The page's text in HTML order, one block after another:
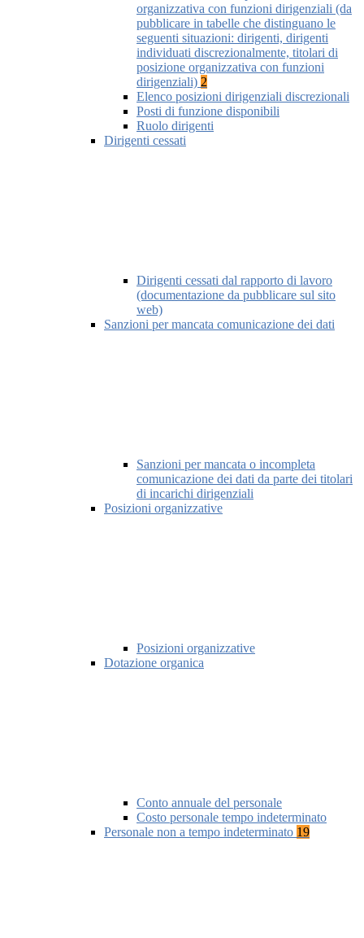
organizzativa con funzioni dirigenziali (da
pubblicare in tabelle che distinguano le
seguenti situazioni: dirigenti, dirigenti
individuati discrezionalmente, titolari di
posizione organizzativa con funzioni
dirigenziali) 2
Elenco posizioni dirigenziali discrezionali
Posti di funzione disponibili
Ruolo dirigenti
Dirigenti cessati
Dirigenti cessati dal rapporto di lavoro
(documentazione da pubblicare sul sito
web)
Sanzioni per mancata comunicazione dei dati
Sanzioni per mancata o incompleta
comunicazione dei dati da parte dei titolari
di incarichi dirigenziali
Posizioni organizzative
Posizioni organizzative
Dotazione organica
Conto annuale del personale
Costo personale tempo indeterminato
Personale non a tempo indeterminato 19